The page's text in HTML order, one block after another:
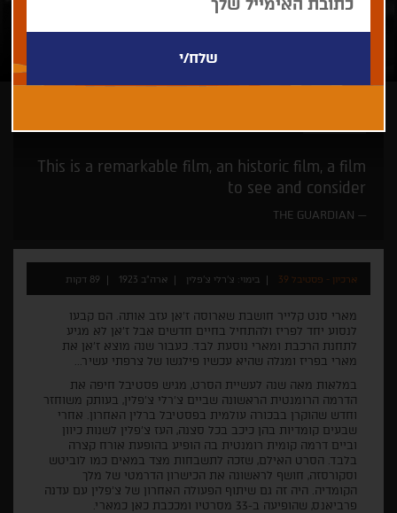
This is a remarkable film, an historic film, a film
to see and consider
THE GUARDIAN
ארכיון - פסטיבל 39 בימוי: צ'רלי צ'פלין ארה"ב 1923 89 דקות
מארי סנט קלייר חושבת שארוסה ז'אן עזב אותה. הם קבעו
לנסוע יחד לפריז ולהתחיל בחיים חדשים אבל ז'אן לא מגיע
לתחנת הרכבת ומארי נוסעת לבד. כעבור שנה מוצא ז'אן את
מארי בפריז ומגלה שהיא עכשיו פילגשו של צרפתי עשיר...
במלאות מאה שנה לעשיית הסרט, מגיש פסטיבל חיפה את
הדרמה הרומנטית הראשונה שביים צ'רלי צ'פלין, בעותק משוחזר
וחדש שהוקרן בבכורה עולמית בפסטיבל ברלין האחרון. אחרי
שבעים קומדיות בהן כיכב בכל סצנה, העז צ'פלין לשנות כיוון
וביים דרמה קומית רומנטית בה הופיע בהופעת אורח קצרה
בלבד. הסרט האילם, שזכה לתשבחות מצד במאים כמו לוביטש
וסקורסזה, חושף לראשונה את הכישרון הדרמטי של מלך
הקומדיה. היה זה גם שיתוף הפעולה האחרון של צ'פלין עם עדנה
פרביאנס, שהופיעה ב-33 מסרטיו ומככבת כאן כמארי.